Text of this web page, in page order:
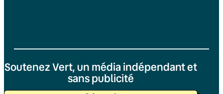
Soutenez Vert, un média indépendant et
sans publicité